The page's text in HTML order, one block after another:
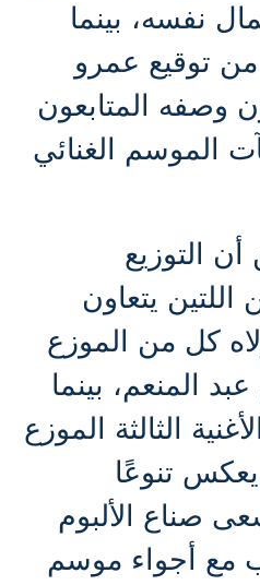
نفسه، بينما
من توقيع عمرو
المتابعون
الموسم الغنائي
التوزيع
اللتين يتعاون
كل من الموزع
المنعم، بينما
الثالثة الموزع
يعكس تنوعًا
صناع الألبوم
مع أجواء موسم